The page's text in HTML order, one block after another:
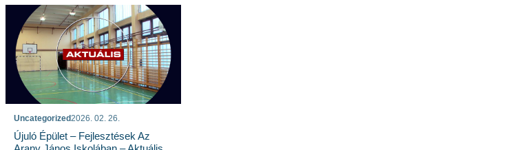
Uncategorized2026. 02. 26.
Újuló Épület – Fejlesztések Az